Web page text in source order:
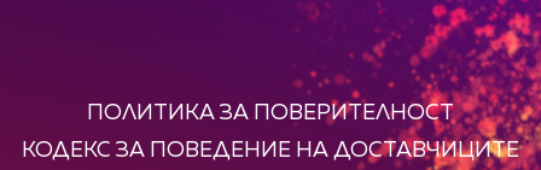
ПОЛИТИКА ЗА ПОВЕРИТЕЛНОСТ
КОДЕКС ЗА ПОВЕДЕНИЕ НА ДОСТАВЧИЦИТЕ